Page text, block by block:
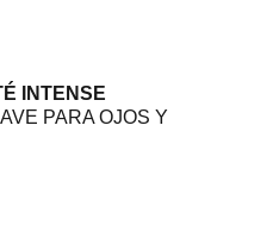
INTENSE
PARA OJOS Y